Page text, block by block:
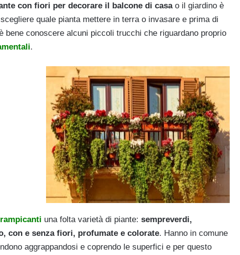
con fiori per decorare il balcone di casao il giardino è
quale pianta mettere in terra o invasare e prima di
bene conoscere alcuni piccoli trucchi che riguardano proprio
.
rampicanti una folta varietà di piante: sempreverdi,
con e senza fiori, profumate e colorate. Hanno in comune
aggrappandosi e coprendo le superfici e per questo